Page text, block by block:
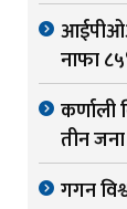
नाफा
तीन
गगन